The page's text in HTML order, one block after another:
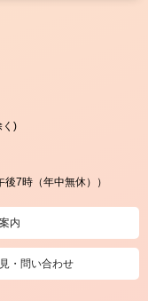
く)
7時（年中無休））
内
・問い合わせ